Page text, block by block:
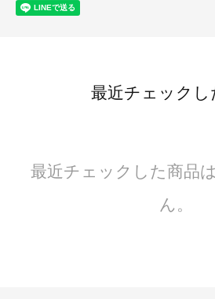
最近チェックし
最近チェックした商品
ん。